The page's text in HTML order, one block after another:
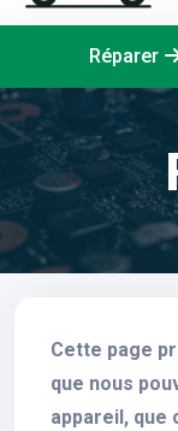
Réparer
Cette page
que nous
appareil, que